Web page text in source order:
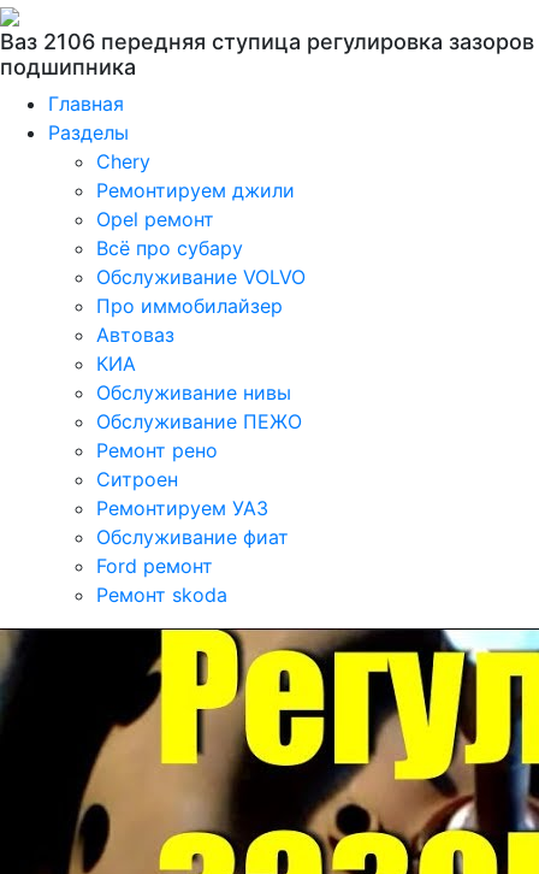
Ваз 2106 передняя ступица регулировка зазоров
подшипника
Главная
Разделы
Chery
Ремонтируем джили
Opel ремонт
Всё про субару
Обслуживание VOLVO
Про иммобилайзер
Автоваз
КИА
Обслуживание нивы
Обслуживание ПЕЖО
Ремонт рено
Ситроен
Ремонтируем УАЗ
Обслуживание фиат
Ford ремонт
Ремонт skoda